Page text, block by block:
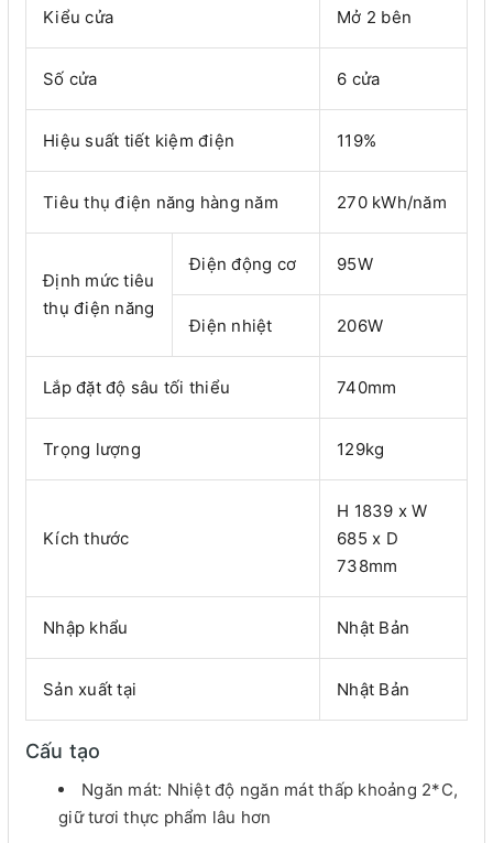
Kiểu cửa Mở 2 bên
Số cửa 6 cửa
Hiệu suất tiết kiệm điện 119%
Tiêu thụ điện năng hàng năm 270 kWh/năm
Định mức tiêu
thụ điện năng
Điện động cơ 95W
Điện nhiệt 206W
Lắp đặt độ sâu tối thiểu 740mm
Trọng lượng 129kg
Kích thước
H 1839 x W
685 x D
738mm
Nhập khẩu Nhật Bản
Sản xuất tại Nhật Bản
Cấu tạo
Ngăn mát: Nhiệt độ ngăn mát thấp khoảng 2*C,
giữ tươi thực phẩm lâu hơn